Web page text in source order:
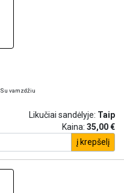
Su vamzdžiu
Likučiai sandėlyje: Taip
Kaina: 35,00 €
į krepšelį